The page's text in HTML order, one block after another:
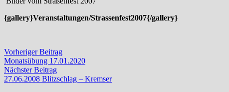
{gallery}Veranstaltungen/Strassenfest2007{/gallery}
Beitragsnavigation
Vorheriger BeitragVorheriger
Beitrag:
Monatsübung 17.01.2020
Nächster BeitragNächster
Beitrag:
27.06.2008 Blitzschlag – Kremser